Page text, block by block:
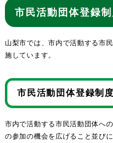
市民活動団体登録
山梨市では、市内で活動する市
施しています。
市民活動団体登録制
市内で活動する市民活動団体へ
の参加の機会を広げること並び